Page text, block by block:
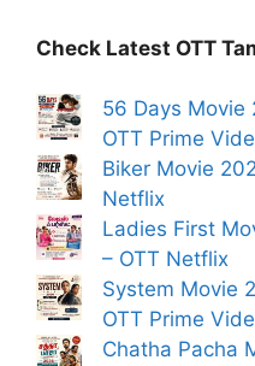
Check Latest OTT
56 Days Movie
OTT Prime
Biker Movie
Netflix
Ladies First
– OTT Netflix
System Movie
OTT Prime
Chatha Pacha